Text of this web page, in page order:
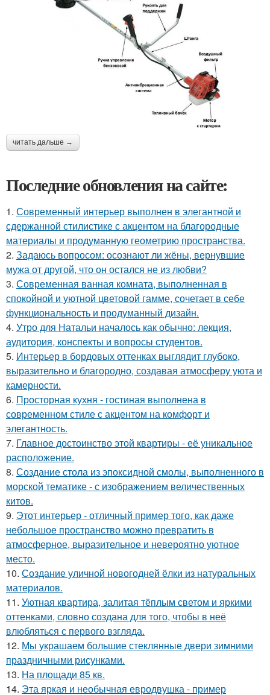
читать дальше →
Последние обновления на сайте:
1. Современный интерьер выполнен в элегантной и
сдержанной стилистике с акцентом на благородные
материалы и продуманную геометрию пространства.
2. Задаюсь вопросом: осознают ли жёны, вернувшие
мужа от другой, что он остался не из любви?
3. Современная ванная комната, выполненная в
спокойной и уютной цветовой гамме, сочетает в себе
функциональность и продуманный дизайн.
4. Утро для Натальи началось как обычно: лекция,
аудитория, конспекты и вопросы студентов.
5. Интерьер в бордовых оттенках выглядит глубоко,
выразительно и благородно, создавая атмосферу уюта и
камерности.
6. Просторная кухня - гостиная выполнена в
современном стиле с акцентом на комфорт и
элегантность.
7. Главное достоинство этой квартиры - её уникальное
расположение.
8. Создание стола из эпоксидной смолы, выполненного в
морской тематике - с изображением величественных
китов.
9. Этот интерьер - отличный пример того, как даже
небольшое пространство можно превратить в
атмосферное, выразительное и невероятно уютное
место.
10. Создание уличной новогодней ёлки из натуральных
материалов.
11. Уютная квартира, залитая тёплым светом и яркими
оттенками, словно создана для того, чтобы в неё
влюбляться с первого взгляда.
12. Мы украшаем большие стеклянные двери зимними
праздничными рисунками.
13. На площади 85 кв.
14. Эта яркая и необычная евродвушка - пример